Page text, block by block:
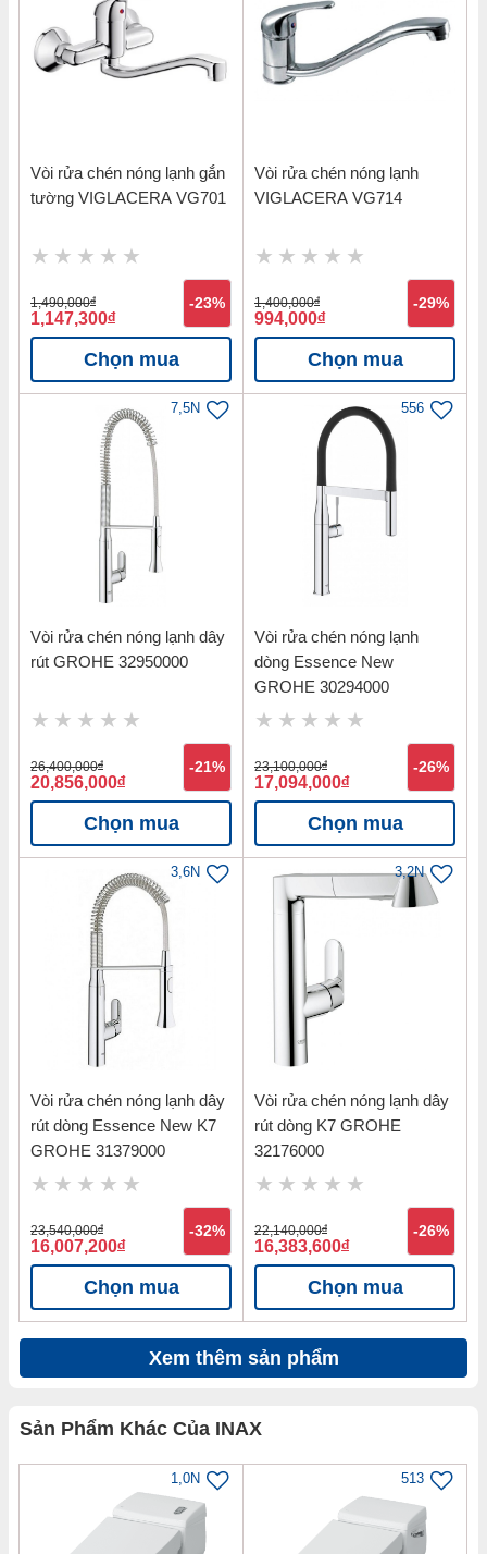
Vòi rửa chén nóng lạnh gắn
tường VIGLACERA VG701
1,490,000đ
1,147,300đ
-23%
Chọn mua
Vòi rửa chén nóng lạnh
VIGLACERA VG714
1,400,000đ
994,000đ
-29%
Chọn mua
7,5N
Vòi rửa chén nóng lạnh dây
rút GROHE 32950000
26,400,000đ
20,856,000đ
-21%
Chọn mua
556
Vòi rửa chén nóng lạnh
dòng Essence New
GROHE 30294000
23,100,000đ
17,094,000đ
-26%
Chọn mua
3,6N
Vòi rửa chén nóng lạnh dây
rút dòng Essence New K7
GROHE 31379000
23,540,000đ
16,007,200đ
-32%
Chọn mua
3,2N
Vòi rửa chén nóng lạnh dây
rút dòng K7 GROHE
32176000
22,140,000đ
16,383,600đ
-26%
Chọn mua
Xem thêm sản phẩm
Sản Phẩm Khác Của INAX
1,0N 513